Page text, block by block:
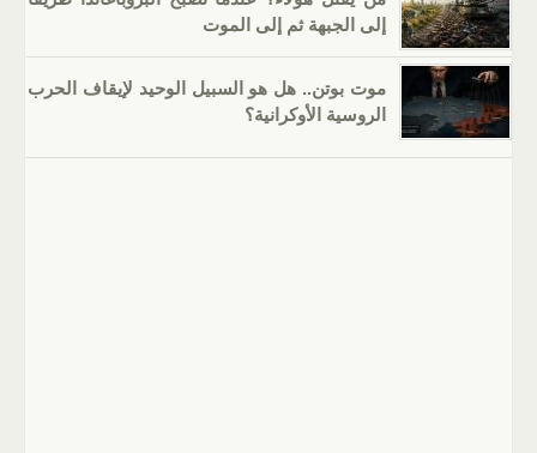
إلى الجبهة ثم إلى الموت
موت بوتن.. هل هو السبيل الوحيد لإيقاف الحرب
الروسية الأوكرانية؟